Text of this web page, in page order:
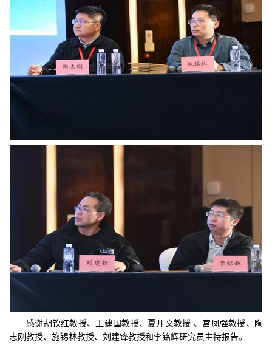
感谢胡钦红教授、王建国教授、夏开文教授 、宫凤强教授、陶
志刚教授、施锡林教授、刘建锋教授和李铭辉研究员主持报告。